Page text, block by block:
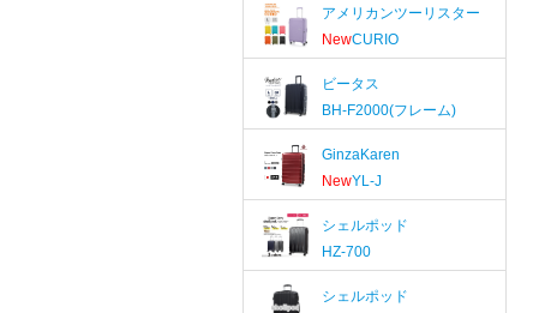
アメリカンツーリスター
NewCURIO
ビータス
BH-F2000(フレーム)
GinzaKaren
NewYL-J
シェルポッド
HZ-700
シェルポッド